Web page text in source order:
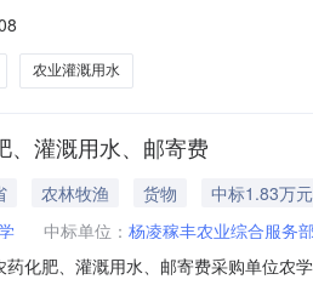
采购方式绿色通道(小额类项目)项目
农业灌溉用水
、灌溉用水、邮寄费
农林牧渔 货物
中标1.83万元
中标单位： 杨凌稼丰农业综合服务
药化肥、灌溉用水、邮寄费采购单位农